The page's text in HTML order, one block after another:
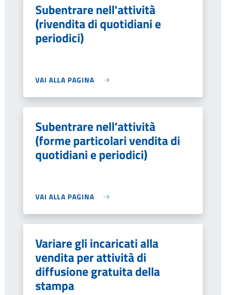
Subentrare nell'attività
(rivendita di quotidiani e
periodici)
VAI ALLA PAGINA
Subentrare nell’attività
(forme particolari vendita di
quotidiani e periodici)
VAI ALLA PAGINA
Variare gli incaricati alla
vendita per attività di
diffusione gratuita della
stampa